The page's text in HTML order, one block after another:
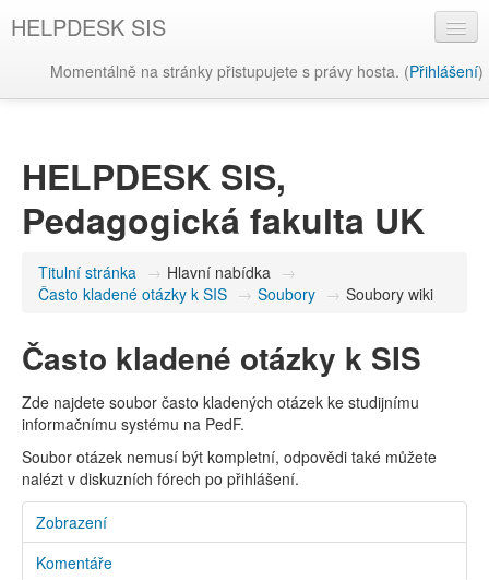
HELPDESK SIS
Momentálně na stránky přistupujete s právy hosta. (Přihlášení)
HELPDESK SIS,
Pedagogická fakulta UK
Titulní stránka → Hlavní nabídka →
Často kladené otázky k SIS → Soubory → Soubory wiki
Často kladené otázky k SIS
Zde najdete soubor často kladených otázek ke studijnímu
informačnímu systému na PedF.
Soubor otázek nemusí být kompletní, odpovědi také můžete
nalézt v diskuzních fórech po přihlášení.
Zobrazení
Komentáře